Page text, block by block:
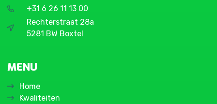
+31 6 26 11 13 00
Rechterstraat 28a
5281 BW Boxtel
MENU
Home
Kwaliteiten